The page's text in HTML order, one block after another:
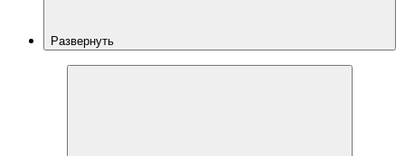
Развернуть